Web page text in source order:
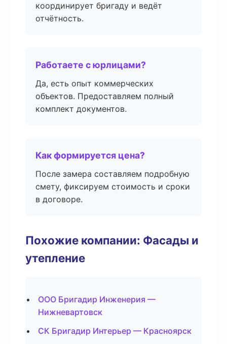
координирует бригаду и ведёт
отчётность.
Работаете с юрлицами?
Да, есть опыт коммерческих
объектов. Предоставляем полный
комплект документов.
Как формируется цена?
После замера составляем подробную
смету, фиксируем стоимость и сроки
в договоре.
Похожие компании: Фасады и
утепление
ООО Бригадир Инженерия —
Нижневартовск
СК Бригадир Интерьер — Красноярск